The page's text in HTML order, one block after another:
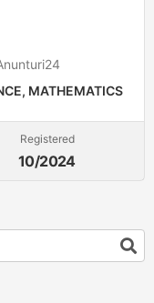
MATHEMATICS
Registered
10/2024